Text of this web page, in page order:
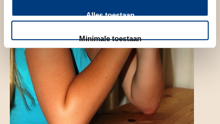
Alles toestaan
Minimale toestaan